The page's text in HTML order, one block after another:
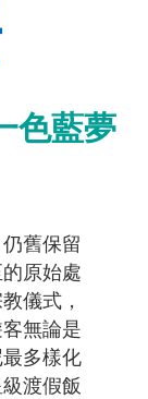
色藍夢
舊保留
原始處
儀式，
無論是
多樣化
渡假飯